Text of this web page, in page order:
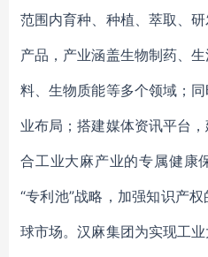
范围内育种、种植、萃取、
产品，产业涵盖生物制药、
料、生物质能等多个领域；
业布局；搭建媒体资讯平台
合工业大麻产业的专属健康
“专利池”战略，加强知识产
球市场。汉麻集团为实现工